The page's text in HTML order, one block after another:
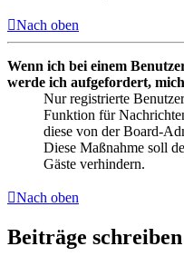
Nach oben
Wenn ich bei einem
werde ich aufgefordert,
Nur registrierte
Funktion für
diese von der Board-
Diese Maßnahme soll
Gäste verhindern.
Nach oben
Beiträge schreiben